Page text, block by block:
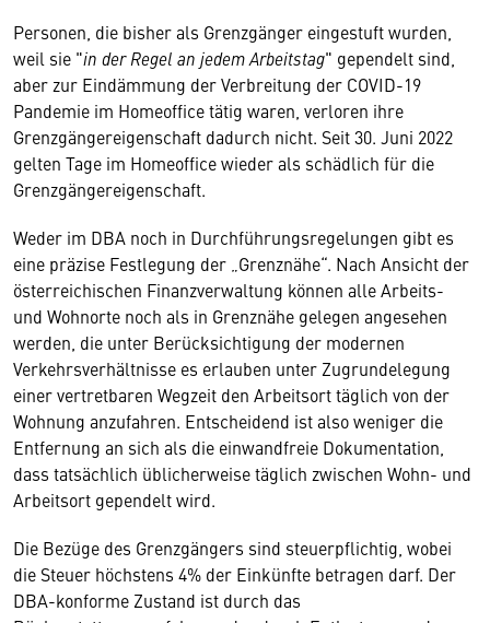
Personen, die bisher als Grenzgänger eingestuft wurden,
weil sie "in der Regel an jedem Arbeitstag" gependelt sind,
aber zur Eindämmung der Verbreitung der COVID-19
Pandemie im Homeoffice tätig waren, verloren ihre
Grenzgängereigenschaft dadurch nicht. Seit 30. Juni 2022
gelten Tage im Homeoffice wieder als schädlich für die
Grenzgängereigenschaft.
Weder im DBA noch in Durchführungsregelungen gibt es
eine präzise Festlegung der „Grenznähe“. Nach Ansicht der
österreichischen Finanzverwaltung können alle Arbeits-
und Wohnorte noch als in Grenznähe gelegen angesehen
werden, die unter Berücksichtigung der modernen
Verkehrsverhältnisse es erlauben unter Zugrundelegung
einer vertretbaren Wegzeit den Arbeitsort täglich von der
Wohnung anzufahren. Entscheidend ist also weniger die
Entfernung an sich als die einwandfreie Dokumentation,
dass tatsächlich üblicherweise täglich zwischen Wohn- und
Arbeitsort gependelt wird.
Die Bezüge des Grenzgängers sind steuerpflichtig, wobei
die Steuer höchstens 4% der Einkünfte betragen darf. Der
DBA-konforme Zustand ist durch das